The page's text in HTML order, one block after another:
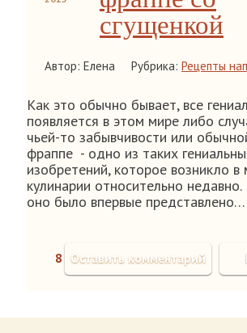
сгущенкой
Автор: Елена Рубрика: Рецепты
Как это обычно бывает, все
появляется в этом мире либо
чьей-то забывчивости или
фраппе - одно из таких
изобретений, которое возникло в
кулинарии относительно
оно было впервые представлено…
8 Оставить комментарий